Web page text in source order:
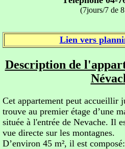
(7jours/7 de
Lien vers
Description de
Cet appartement peut accueillir
trouve au premier étage d’une
située à l'entrée de Nevache. Il
vue directe sur les montagnes.
D’environ 45 m², il est composé: